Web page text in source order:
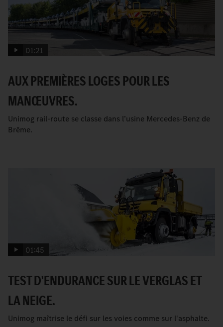
01:21
AUX PREMIÈRES LOGES POUR LES
MANŒUVRES.
Unimog rail-route se classe dans l’usine Mercedes-Benz de
Brême.
01:45
TEST D'ENDURANCE SUR LE VERGLAS ET
LA NEIGE.
Unimog maîtrise le défi sur les voies comme sur l'asphalte.